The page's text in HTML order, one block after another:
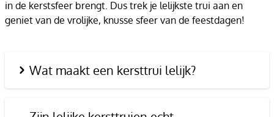
in de kerstsfeer brengt. Dus trek je lelijkste trui aan en
geniet van de vrolijke, knusse sfeer van de feestdagen!
Wat maakt een kersttrui lelijk?